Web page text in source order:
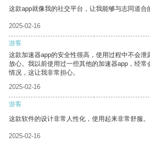
这款app就像我的社交平台，让我能够与志同道合
2025-02-16
游客
这款加速器app的安全性很高，使用过程中不会泄
放心。我以前使用过一些其他的加速器app，经常
情况，这让我非常担心。
2025-02-16
游客
这款软件的设计非常人性化，使用起来非常舒服。
2025-02-16